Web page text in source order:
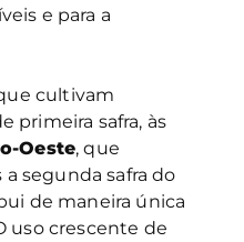
e para a
cultivam
primeira safra, às
Oeste, que
segunda safra do
de maneira única
uso crescente de